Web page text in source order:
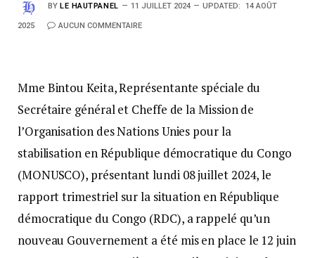
BY LE HAUTPANEL 11 JUILLET 2024 UPDATED: 14 AOÛT
2025 AUCUN COMMENTAIRE
Mme Bintou Keita, Représentante spéciale du
Secrétaire général et Cheffe de la Mission de
l’Organisation des Nations Unies pour la
stabilisation en République démocratique du Congo
(MONUSCO), présentant lundi 08 juillet 2024, le
rapport trimestriel sur la situation en République
démocratique du Congo (RDC), a rappelé qu’un
nouveau Gouvernement a été mis en place le 12 juin